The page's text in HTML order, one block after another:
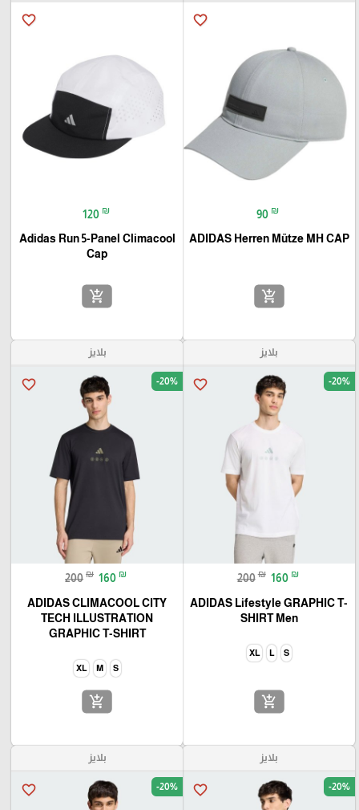
favorite_border
90 ₪
ADIDAS Herren Mütze MH CAP
add_shopping_cart
favorite_border
120 ₪
Adidas Run 5-Panel Climacool
Cap
add_shopping_cart
بلايز
favorite_border -20%
200 ₪ 160 ₪
ADIDAS Lifestyle GRAPHIC T-
SHIRT Men
S
L
XL
add_shopping_cart
بلايز
favorite_border -20%
200 ₪ 160 ₪
ADIDAS CLIMACOOL CITY
TECH ILLUSTRATION
GRAPHIC T-SHIRT
S
M
XL
add_shopping_cart
بلايز
favorite_border -20%
بلايز
favorite_border -20%